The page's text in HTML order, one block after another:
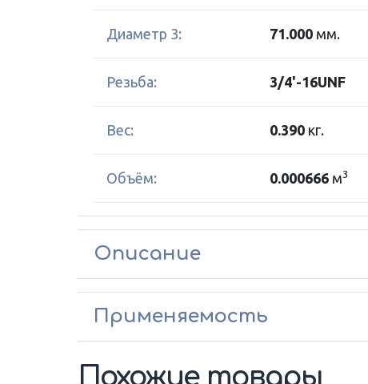
Диаметр 3: 71.000 мм.
Резьба: 3/4'-16UNF
Вес: 0.390 кг.
Объём: 0.000666 м3
Описание
Применяемость
Похожие товары